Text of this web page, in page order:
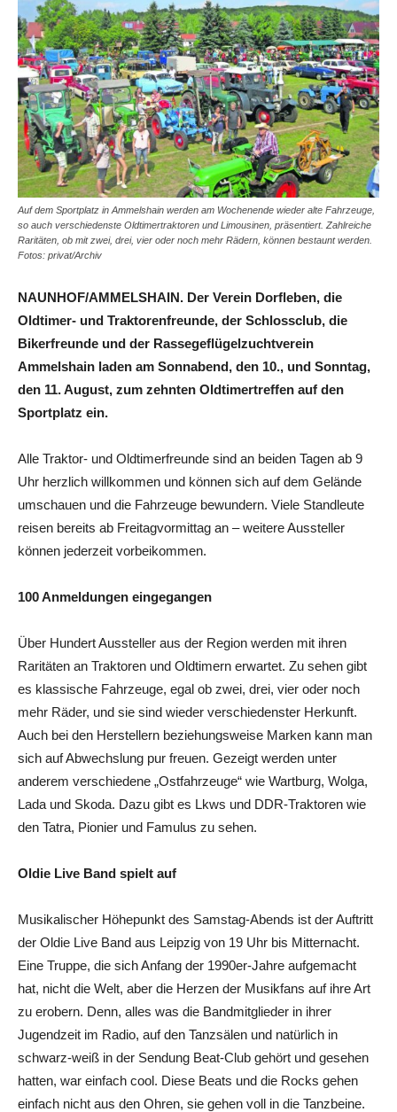
Auf dem Sportplatz in Ammelshain werden am Wochenende wieder alte Fahrzeuge,
so auch verschiedenste Oldtimertraktoren und Limousinen, präsentiert. Zahlreiche
Raritäten, ob mit zwei, drei, vier oder noch mehr Rädern, können bestaunt werden.
Fotos: privat/Archiv
NAUNHOF/AMMELSHAIN. Der Verein Dorfleben, die
Oldtimer- und Traktorenfreunde, der Schlossclub, die
Bikerfreunde und der Rassegeflügelzuchtverein
Ammelshain laden am Sonnabend, den 10., und Sonntag,
den 11. August, zum zehnten Oldtimertreffen auf den
Sportplatz ein.
Alle Traktor- und Oldtimerfreunde sind an beiden Tagen ab 9
Uhr herzlich willkommen und können sich auf dem Gelände
umschauen und die Fahrzeuge bewundern. Viele Standleute
reisen bereits ab Freitagvormittag an – weitere Aussteller
können jederzeit vorbeikommen.
100 Anmeldungen eingegangen
Über Hundert Aussteller aus der Region werden mit ihren
Raritäten an Traktoren und Oldtimern erwartet. Zu sehen gibt
es klassische Fahrzeuge, egal ob zwei, drei, vier oder noch
mehr Räder, und sie sind wieder verschiedenster Herkunft.
Auch bei den Herstellern beziehungsweise Marken kann man
sich auf Abwechslung pur freuen. Gezeigt werden unter
anderem verschiedene „Ostfahrzeuge“ wie Wartburg, Wolga,
Lada und Skoda. Dazu gibt es Lkws und DDR-Traktoren wie
den Tatra, Pionier und Famulus zu sehen.
Oldie Live Band spielt auf
Musikalischer Höhepunkt des Samstag-Abends ist der Auftritt
der Oldie Live Band aus Leipzig von 19 Uhr bis Mitternacht.
Eine Truppe, die sich Anfang der 1990er-Jahre aufgemacht
hat, nicht die Welt, aber die Herzen der Musikfans auf ihre Art
zu erobern. Denn, alles was die Bandmitglieder in ihrer
Jugendzeit im Radio, auf den Tanzsälen und natürlich in
schwarz-weiß in der Sendung Beat-Club gehört und gesehen
hatten, war einfach cool. Diese Beats und die Rocks gehen
einfach nicht aus den Ohren, sie gehen voll in die Tanzbeine.